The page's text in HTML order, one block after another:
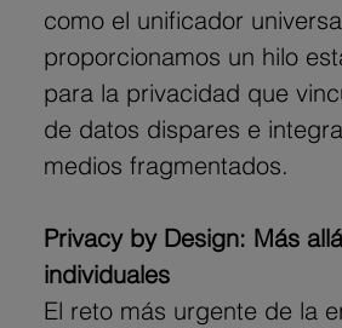
como el unificador
proporcionamos un hilo
para la privacidad que
de datos dispares e
medios fragmentados.
Privacy by Design: Más
individuales
El reto más urgente de la